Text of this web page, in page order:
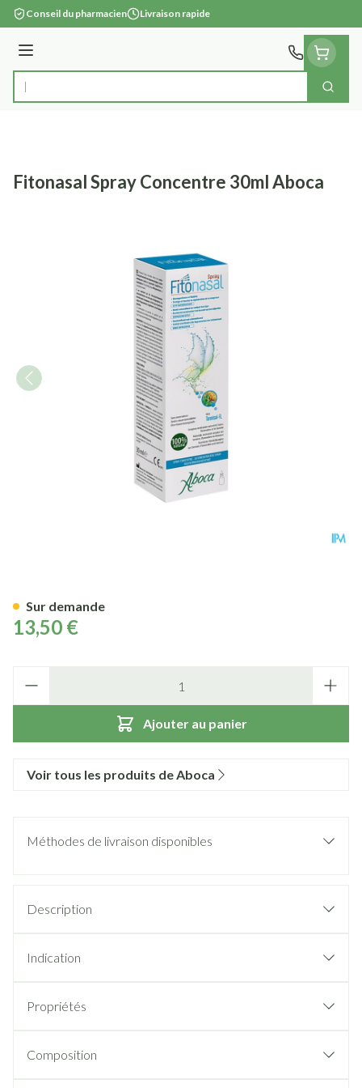
Aller au contenu
Conseil du pharmacien Livraison rapide
Menu
Rechercher
Fitonasal Spray Concentre 30ml Aboca
13,50 €
Ajouter au panier
Sur demande
Voir tous les produits de Aboca
Méthodes de livraison disponibles
Description
Indication
Propriétés
Composition